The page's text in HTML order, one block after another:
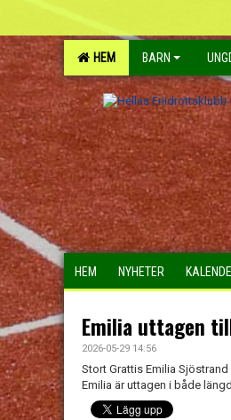
HEM BARN
HEM NYHETER
Emilia uttagen
2026-05-29 14:56
Stort Grattis Emilia
Emilia är uttagen i både